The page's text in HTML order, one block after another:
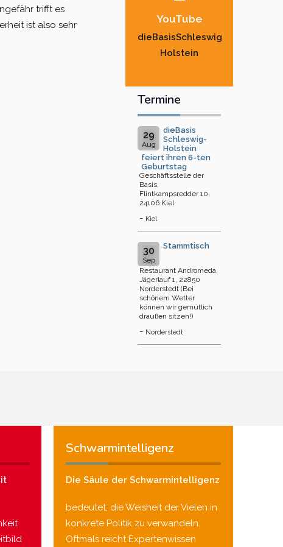
YouTube
dieBasisSchleswig
Holstein
Termine
29
Aug
dieBasis
Schleswig-
Holstein
feiert ihren 6-ten
Geburtstag
Geschäftsstelle der
Basis,
Flintkampsredder 10,
24106 Kiel
- Kiel
30
Sep
Stammtisch
Restaurant Andromeda,
Jägerlauf 1, 22850
Norderstedt (Bei
schönem Wetter
können wir gemütlich
draußen sitzen!)
- Norderstedt
trifft es
ist also sehr
Schwarmintelligenz
Die Säule der Schwarmintelligenz
bedeutet, die Weisheit der Vielen in
konkrete Politik zu verwandeln.
Oftmals reicht Expertenwissen